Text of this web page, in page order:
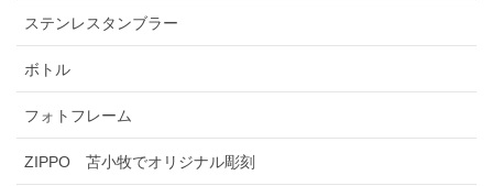
ステンレスタンブラー
ボトル
フォトフレーム
ZIPPO 苫小牧でオリジナル彫刻